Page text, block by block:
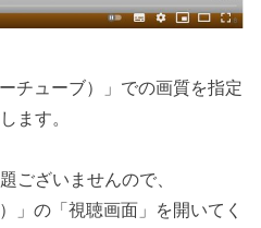
チューブ）」での画質を指定
ます。
ございませんので、
」の「視聴画面」を開いてく